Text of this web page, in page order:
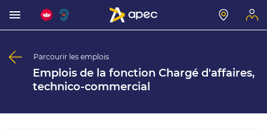
Parcourir les emplois
Emplois de la fonction Chargé d'affaires,
technico-commercial